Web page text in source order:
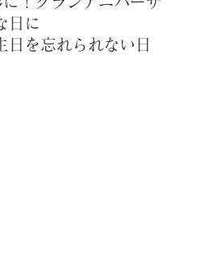
日に
日を忘れられない日